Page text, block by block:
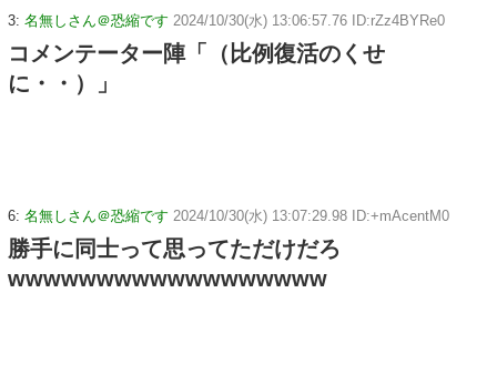
3: 名無しさん＠恐縮です 2024/10/30(水) 13:06:57.76 ID:rZz4BYRe0
コメンテーター陣「（比例復活のくせ
に・・）」
6: 名無しさん＠恐縮です 2024/10/30(水) 13:07:29.98 ID:+mAcentM0
勝手に同士って思ってただけだろ
wwwwwwwwwwwwwwwwww